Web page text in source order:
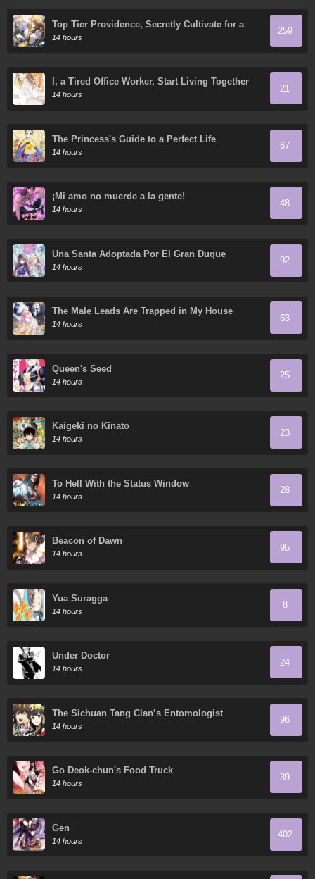
Top Tier Providence, Secretly Cultivate for a
Thousand Years
14 hours
259
I, a Tired Office Worker, Start Living Together
with a Beautiful Highschool Girl whom I Met
Again After 7 Years
14 hours
21
The Princess's Guide to a Perfect Life
14 hours
67
¡Mi amo no muerde a la gente!
14 hours
48
Una Santa Adoptada Por El Gran Duque
14 hours
92
The Male Leads Are Trapped in My House
14 hours
63
Queen's Seed
14 hours
25
Kaigeki no Kinato
14 hours
23
To Hell With the Status Window
14 hours
28
Beacon of Dawn
14 hours
95
Yua Suragga
14 hours
8
Under Doctor
14 hours
24
The Sichuan Tang Clan’s Entomologist
14 hours
96
Go Deok-chun's Food Truck
14 hours
39
Gen
14 hours
402